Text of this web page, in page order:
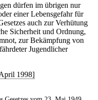
dürfen im übrigen nur
einer Lebensgefahr für
auch zur Verhütung
Sicherheit und Ordnung,
zur Bekämpfung von
Jugendlicher
1998]